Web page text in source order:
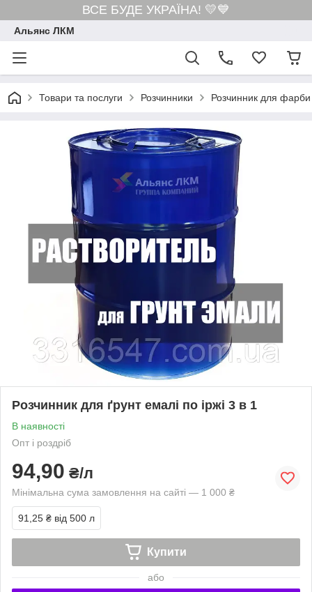
ВСЕ БУДЕ УКРАЇНА! 💛💙
Альянс ЛКМ
Товари та послуги Розчинники Розчинник для фарби
Розчинник для ґрунт емалі по іржі 3 в 1
В наявності
Опт і роздріб
94,90 ₴/л
Мінімальна сума замовлення на сайті — 1 000 ₴
91,25 ₴ від 500 л
Купити
або